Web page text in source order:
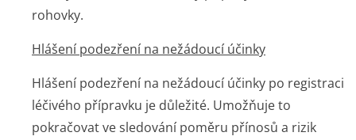
rohovky.
Hlášení podezření na nežádoucí účinky
Hlášení podezření na nežádoucí účinky po registraci
léčivého přípravku je důležité. Umožňuje to
pokračovat ve sledování poměru přínosů a rizik